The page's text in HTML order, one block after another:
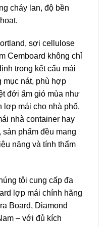
cháy lan, độ bền
sợi cellulose
Cemboard không chỉ
trong kết cấu mái
mục nát, phù hợp
đới ẩm gió mùa như
lợp mái cho nhà phố,
nhà container hay
sản phẩm đều mang
năng và tính thẩm
tôi cung cấp đa
lợp mái chính hãng
Board, Diamond
– với đủ kích